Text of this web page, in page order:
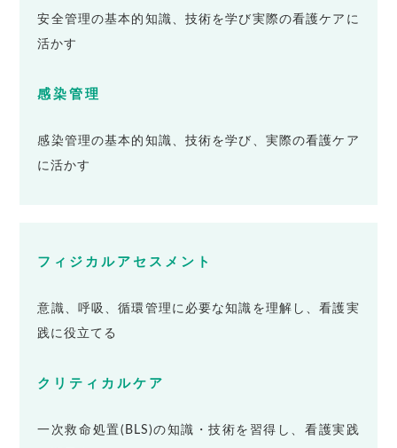
安全管理の基本的知識、技術を学び実際の看護ケアに
活かす
感染管理
感染管理の基本的知識、技術を学び、実際の看護ケア
に活かす
フィジカルアセスメント
意識、呼吸、循環管理に必要な知識を理解し、看護実
践に役立てる
クリティカルケア
一次救命処置(BLS)の知識・技術を習得し、看護実践